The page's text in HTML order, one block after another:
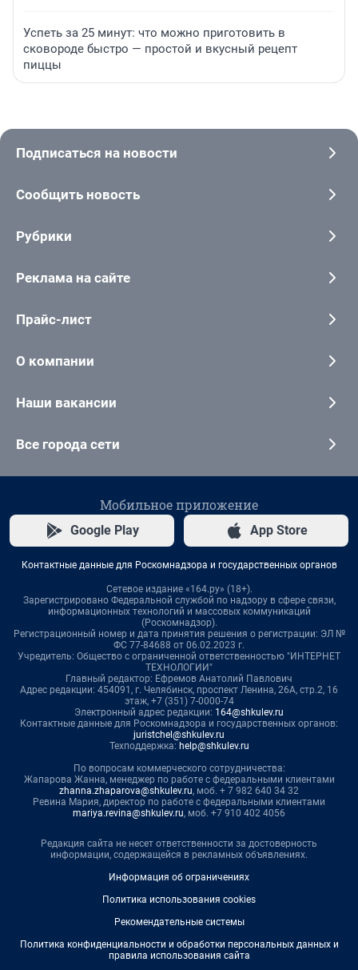
Успеть за 25 минут: что можно приготовить в
сковороде быстро — простой и вкусный рецепт
пиццы
Подписаться на новости
Сообщить новость
Рубрики
Реклама на сайте
Прайс-лист
О компании
Наши вакансии
Все города сети
Мобильное приложение
Google Play App Store
Контактные данные для Роскомнадзора и государственных органов
Сетевое издание «164.ру» (18+).
Зарегистрировано Федеральной службой по надзору в сфере связи,
информационных технологий и массовых коммуникаций
(Роскомнадзор).
Регистрационный номер и дата принятия решения о регистрации: ЭЛ №
ФС 77-84688 от 06.02.2023 г.
Учредитель: Общество с ограниченной ответственностью "ИНТЕРНЕТ
ТЕХНОЛОГИИ"
Главный редактор: Ефремов Анатолий Павлович
Адрес редакции: 454091, г. Челябинск, проспект Ленина, 26А, стр.2, 16
этаж, +7 (351) 7-0000-74
Электронный адрес редакции: 164@shkulev.ru
Контактные данные для Роскомнадзора и государственных органов:
juristchel@shkulev.ru
Техподдержка: help@shkulev.ru
По вопросам коммерческого сотрудничества:
Жапарова Жанна, менеджер по работе с федеральными клиентами
zhanna.zhaparova@shkulev.ru, моб. + 7 982 640 34 32
Ревина Мария, директор по работе с федеральными клиентами
mariya.revina@shkulev.ru, моб. +7 910 402 4056
Редакция сайта не несет ответственности за достоверность
информации, содержащейся в рекламных объявлениях.
Информация об ограничениях
Политика использования cookies
Рекомендательные системы
Политика конфиденциальности и обработки персональных данных и
правила использования сайта